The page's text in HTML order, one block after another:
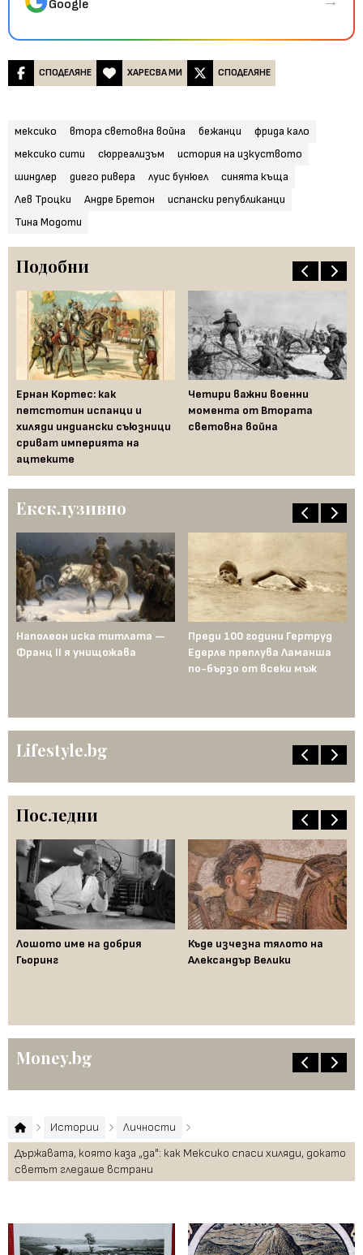
Google
СПОДЕЛЯНЕ ХАРЕСВА МИ СПОДЕЛЯНЕ
мексико втора световна война бежанци
фрида кало
мексико сити
сюрреализъм
история на изкуството
шиндлер
диего ривера луис бунюел
синята къща
Лев Троцки
Андре Бретон
испански републиканци
Тина Модоти
Подобни
Ернан Кортес: как
петстотин испанци и
хиляди индиански съюзници
сриват империята на
ацтеките
Четири важни военни
момента от Втората
световна война
Ексклузивно
Наполеон иска титлата —
Франц II я унищожава
Преди 100 години Гертруд
Едерле преплува Ламанша
по-бързо от всеки мъж
Lifestyle.bg
Последни
Лошото име на добрия
Гьоринг
Къде изчезна тялото на
Александър Велики
Money.bg
Истории
Личности
Държавата, която каза „да": как Мексико спаси хиляди, докато
светът гледаше встрани